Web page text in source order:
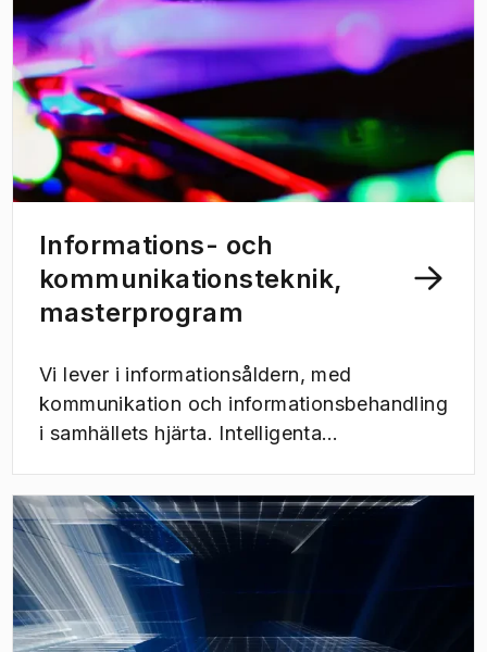
medicinska vetenskaper. I kombination
med framstegen och utvecklingen inom IT-
området öppnar sig en ny värld av
möjligheter när det gäller att leverera och
optimera hälso- och sjukvård.
Informations- och
kommunikationsteknik,
masterprogram
Vi lever i informationsåldern, med
kommunikation och informationsbehandling
i samhällets hjärta. Intelligenta
trafiksäkerhet, hälsovård och molntjänster
– alla dessa tekniker och mer förlitar sig på
vår förmåga att exakt och tillförlitligt dela,
lagra, bearbeta och leverera enorma
mängder data. Detta masterprogram
kommer att utbilda dig i att designa, bygga